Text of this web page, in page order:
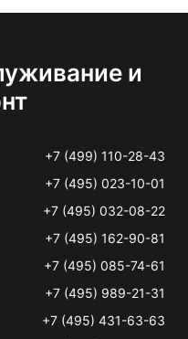
и
+7 (499) 110-28-43
+7 (495) 023-10-01
+7 (495) 032-08-22
+7 (495) 162-90-81
+7 (495) 085-74-61
+7 (495) 989-21-31
+7 (495) 431-63-63